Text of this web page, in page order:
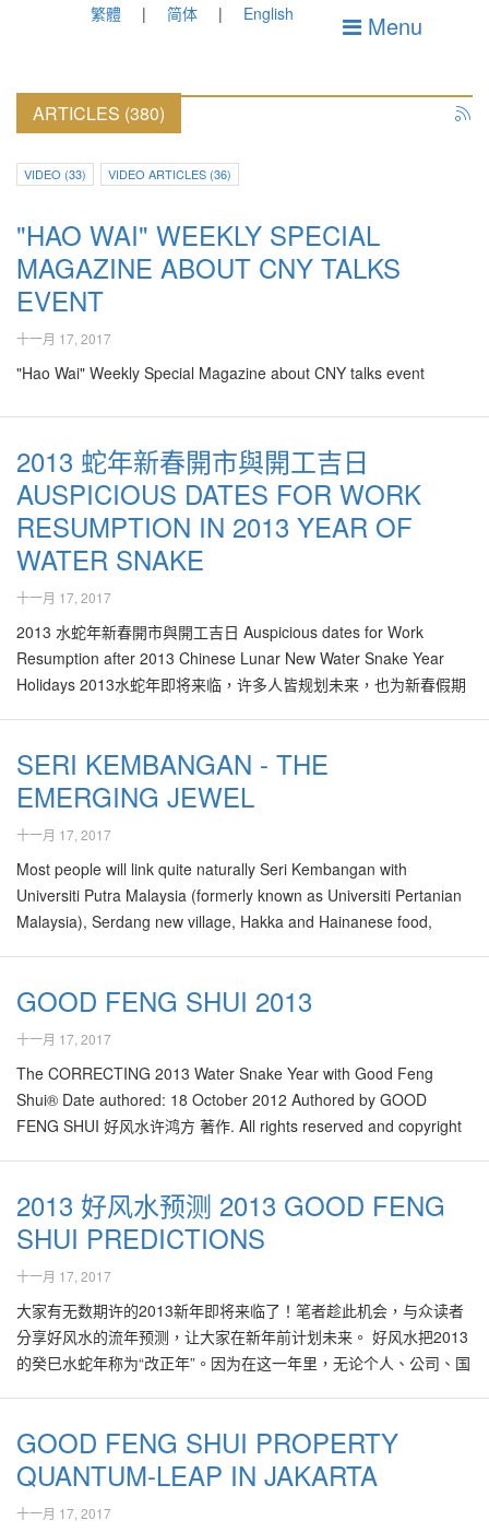
繁體 简体 English Menu
ARTICLES (380)
VIDEO (33) VIDEO ARTICLES (36)
"HAO WAI" WEEKLY SPECIAL
MAGAZINE ABOUT CNY TALKS
EVENT
十一月 17, 2017
"Hao Wai" Weekly Special Magazine about CNY talks event
2013 蛇年新春開市與開工吉日
AUSPICIOUS DATES FOR WORK
RESUMPTION IN 2013 YEAR OF
WATER SNAKE
十一月 17, 2017
2013 水蛇年新春開市與開工吉日 Auspicious dates for Work
Resumption after 2013 Chinese Lunar New Water Snake Year
Holidays 2013水蛇年即将来临，许多人皆规划未来，也为新春假期
滚而来，升官发财。 一如往年，好风水选出一系列的吉日，供大家
开市或开工。 Plan for your 2013 Chinese Lunar New Year
important step to enable us attracting most positive Qi for the
whole…
SERI KEMBANGAN - THE
EMERGING JEWEL
十一月 17, 2017
Most people will link quite naturally Seri Kembangan with
Universiti Putra Malaysia (formerly known as Universiti Pertanian
Malaysia), Serdang new village, Hakka and Hainanese food,
Kembangan today has achieved a sizeable development stage
GOOD FENG SHUI 2013
十一月 17, 2017
The CORRECTING 2013 Water Snake Year with Good Feng
Shui® Date authored: 18 October 2012 Authored by GOOD
FENG SHUI 好风水许鸿方 著作. All rights reserved and copyright
surprises, changes…
2013 好风水预测 2013 GOOD FENG
SHUI PREDICTIONS
十一月 17, 2017
大家有无数期许的2013新年即将来临了！笔者趁此机会，与众读者
分享好风水的流年预测，让大家在新年前计划未来。 好风水把2013
的癸巳水蛇年称为“改正年”。因为在这一年里，无论个人、公司、国
处尽早弃之，以拨乱反正，重新出发。在这一年里，终于只有正
直、有才华的人，方能脱颖而出。以往在滥竽充数的人，将迅速被
改正的大洪流淘汰了！ 在个人的生活、感情、健康、工作、业务、
财运等领域，都必须以新系统、新手法整合、由零点重新出发。此
GOOD FENG SHUI PROPERTY
QUANTUM-LEAP IN JAKARTA
十一月 17, 2017